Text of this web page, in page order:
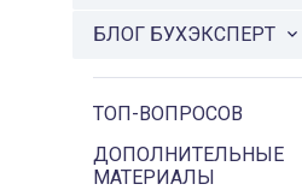
БЛОГ БУХЭКСПЕРТ
ТОП-ВОПРОСОВ
ДОПОЛНИТЕЛЬНЫЕ
МАТЕРИАЛЫ